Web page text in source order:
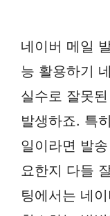
네이버 메일
능 활용하기
실수로 잘못
발생하죠. 특
일이라면 발
요한지 다들
팅에서는 네